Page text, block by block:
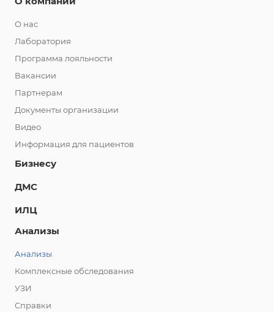
О нас
Лаборатория
Программа лояльности
Вакансии
Партнерам
Документы организации
Видео
Информация для пациентов
Бизнесу
ДМС
ИЛЦ
Анализы
Анализы
Комплексные обследования
УЗИ
Справки